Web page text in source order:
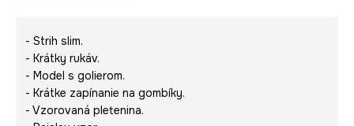
- Strih slim.
- Krátky rukáv.
- Model s golierom.
- Krátke zapínanie na gombíky.
- Vzorovaná pletenina.